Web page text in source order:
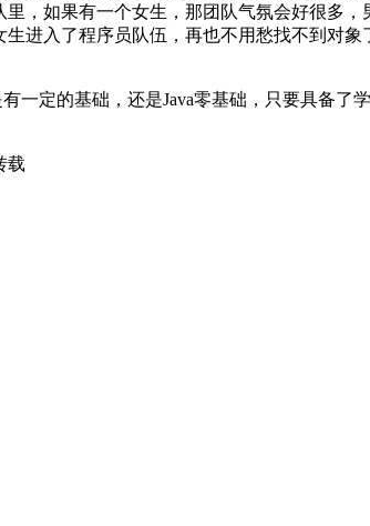
，如果有一个女生，那团队气氛会好很多
进入了程序员队伍，再也不用愁找不到对
一定的基础，还是Java零基础，只要具备
载